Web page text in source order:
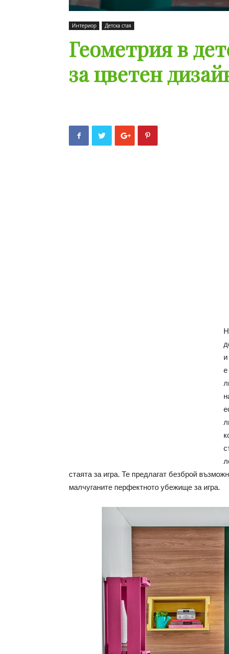
Интериор Детска стая
Геометрия в
за цветен
е
стаята за игра. Те предлагат безброй
малчуганите перфектното убежище за игра.